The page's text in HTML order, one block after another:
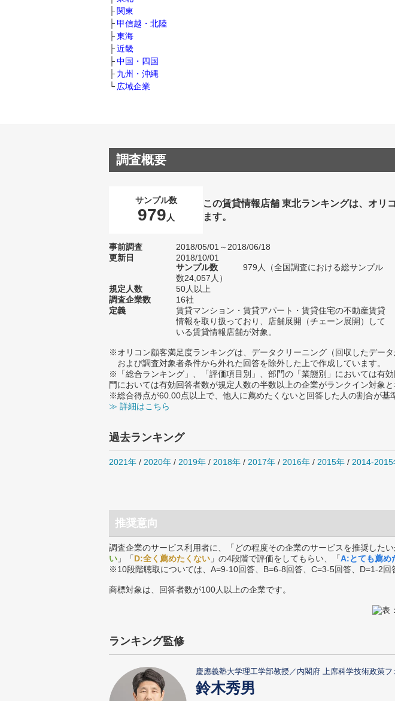
関東
甲信越・北陸
東海
近畿
中国・四国
九州・沖縄
広域企業
調査概要
サンプル数
979 人
この賃貸情報店舗 東北ランキングは、オリ
ます。
事前調査
2018/05/01～2018/06/18
更新日
2018/10/01
サンプル数
979人（全国調査における総サンプル
数24,057人）
規定人数
50人以上
調査企業数
16社
定義
賃貸マンション・賃貸アパート・賃貸住宅の不動産賃貸
情報を取り扱っており、店舗展開（チェーン展開）して
いる賃貸情報店舗が対象。
※オリコン顧客満足度ランキングは、データクリーニング（回収したデータ
および調査対象者条件から外れた回答を除外した上で作成しています。
※「総合ランキング」、「評価項目別」、部門の「業態別」においては有
門においては有効回答者数が規定人数の半数以上の企業がランクイン対象と
※総合得点が60.00点以上で、他人に薦めたくないと回答した人の割合が基
≫ 詳細はこちら
過去ランキング
2021年 / 2020年 / 2019年 / 2018年 / 2017年 / 2016年 / 2015年 / 2014-2015
推奨意向
調査企業のサービス利用者に、「どの程度その企業のサービスを推奨した
い 」「D:全く薦めたくない 」の4段階で評価をしてもらい、「A:とても薦め
※10段階聴取については、A=9-10回答、B=6-8回答、C=3-5回答、D=1-2回
商標対象は、回答者数が100人以上の企業です。
ランキング監修
慶應義塾大学理工学部教授／内閣府 上席科学技術政策フ
鈴木秀男